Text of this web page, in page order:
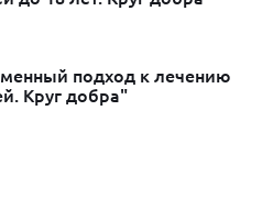
подход к лечению
Круг добра"